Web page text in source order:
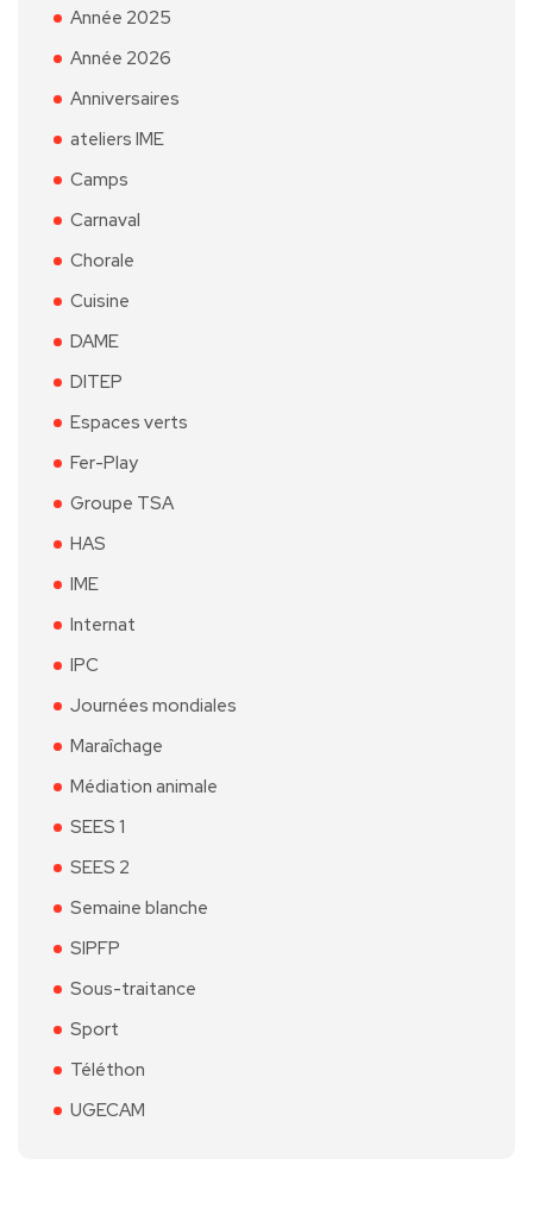
Année 2025
Année 2026
Anniversaires
ateliers IME
Camps
Carnaval
Chorale
Cuisine
DAME
DITEP
Espaces verts
Fer-Play
Groupe TSA
HAS
IME
Internat
IPC
Journées mondiales
Maraîchage
Médiation animale
SEES 1
SEES 2
Semaine blanche
SIPFP
Sous-traitance
Sport
Téléthon
UGECAM